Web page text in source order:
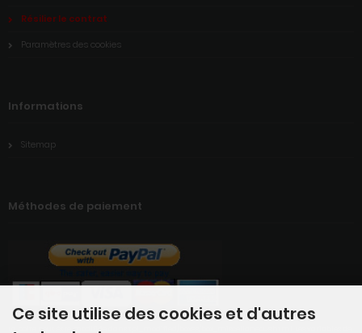
Résilier le contrat
Paramètres des cookies
Informations
Sitemap
Méthodes de paiement
Ce site utilise des cookies et d'autres